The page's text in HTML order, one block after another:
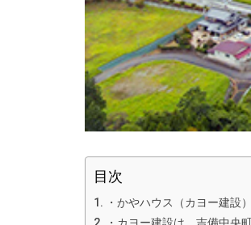
目次
・かやハウス（カヨー建設